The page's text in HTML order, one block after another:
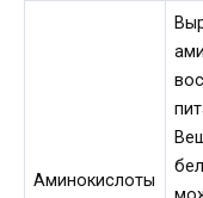
Аминокислоты